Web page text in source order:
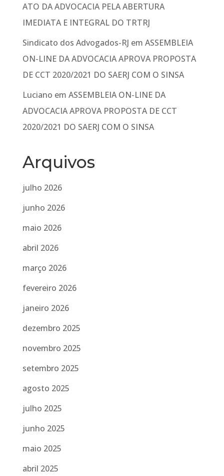
ATO DA ADVOCACIA PELA ABERTURA
IMEDIATA E INTEGRAL DO TRTRJ
Sindicato dos Advogados-RJ em ASSEMBLEIA
ON-LINE DA ADVOCACIA APROVA PROPOSTA
DE CCT 2020/2021 DO SAERJ COM O SINSA
Luciano em ASSEMBLEIA ON-LINE DA
ADVOCACIA APROVA PROPOSTA DE CCT
2020/2021 DO SAERJ COM O SINSA
Arquivos
julho 2026
junho 2026
maio 2026
abril 2026
março 2026
fevereiro 2026
janeiro 2026
dezembro 2025
novembro 2025
setembro 2025
agosto 2025
julho 2025
junho 2025
maio 2025
abril 2025